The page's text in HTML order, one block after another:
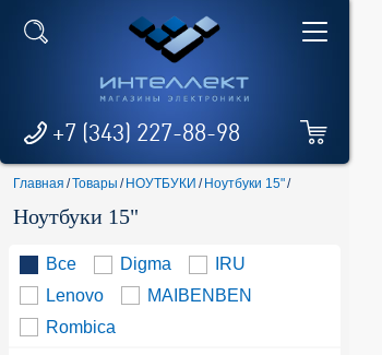
+7 (343) 227-88-98
Главная /Товары / НОУТБУКИ / Ноутбуки 15"/
Ноутбуки 15"
Все Digma
IRU
Lenovo
MAIBENBEN
Rombica